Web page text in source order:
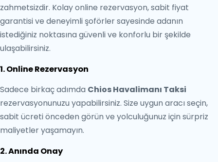
zahmetsizdir. Kolay online rezervasyon, sabit fiyat
garantisi ve deneyimli şoförler sayesinde adanın
istediğiniz noktasına güvenli ve konforlu bir şekilde
ulaşabilirsiniz.
1. Online Rezervasyon
Sadece birkaç adımda Chios Havalimanı Taksi
rezervasyonunuzu yapabilirsiniz. Size uygun aracı seçin,
sabit ücreti önceden görün ve yolculuğunuz için sürpriz
maliyetler yaşamayın.
2. Anında Onay